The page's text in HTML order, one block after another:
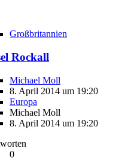
Großbritannien
Rockall
Michael Moll
8. April 2014 um 19:20
Europa
Michael Moll
8. April 2014 um 19:20
0